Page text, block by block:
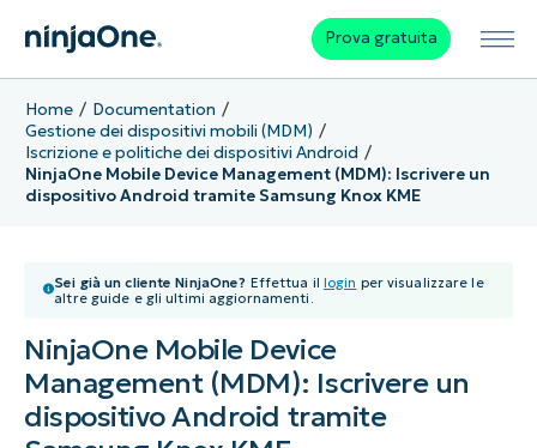
Prova gratuita
Home
Documentation
Gestione dei dispositivi mobili (MDM)
Iscrizione e politiche dei dispositivi Android
NinjaOne Mobile Device Management (MDM): Iscrivere un
dispositivo Android tramite Samsung Knox KME
Sei già un cliente NinjaOne? Effettua il login per visualizzare le
altre guide e gli ultimi aggiornamenti.
NinjaOne Mobile Device
Management (MDM): Iscrivere un
dispositivo Android tramite